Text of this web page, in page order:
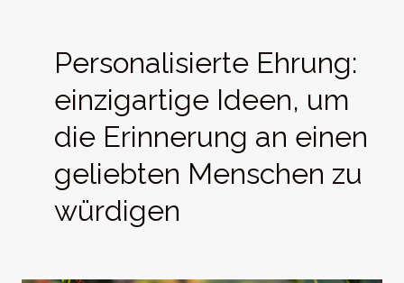
Personalisierte Ehrung:
einzigartige Ideen, um
die Erinnerung an einen
geliebten Menschen zu
würdigen